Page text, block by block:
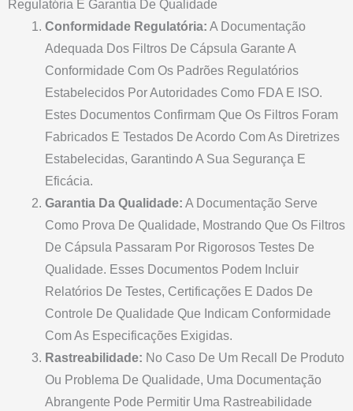
Regulatória E Garantia De Qualidade
Conformidade Regulatória: A Documentação
Adequada Dos Filtros De Cápsula Garante A
Conformidade Com Os Padrões Regulatórios
Estabelecidos Por Autoridades Como FDA E ISO.
Estes Documentos Confirmam Que Os Filtros Foram
Fabricados E Testados De Acordo Com As Diretrizes
Estabelecidas, Garantindo A Sua Segurança E
Eficácia.
Garantia Da Qualidade: A Documentação Serve
Como Prova De Qualidade, Mostrando Que Os Filtros
De Cápsula Passaram Por Rigorosos Testes De
Qualidade. Esses Documentos Podem Incluir
Relatórios De Testes, Certificações E Dados De
Controle De Qualidade Que Indicam Conformidade
Com As Especificações Exigidas.
Rastreabilidade: No Caso De Um Recall De Produto
Ou Problema De Qualidade, Uma Documentação
Abrangente Pode Permitir Uma Rastreabilidade